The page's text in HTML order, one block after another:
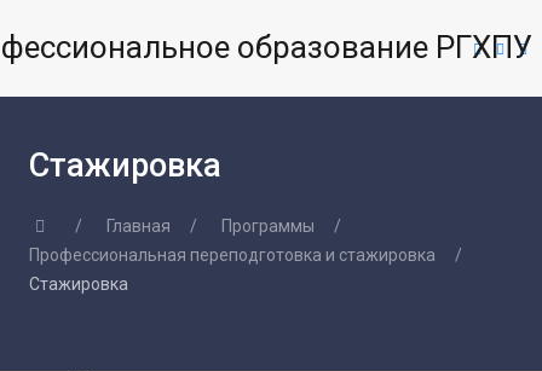
Стажировка
Главная
Программы
Профессиональная переподготовка и стажировка
Стажировка